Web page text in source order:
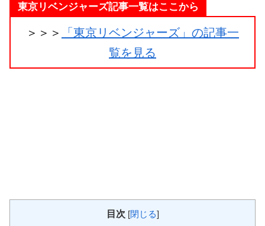
東京リベンジャーズ記事一覧はここから
＞＞＞
「東京リベンジャーズ」の記事一
覧を見る
目次 [閉じる]